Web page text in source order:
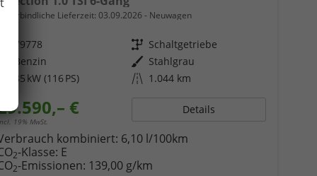
unverbindliche Lieferzeit: 03.09.2026 Neuwagen
79778 Getriebe Schaltgetriebe
Benzin Außenfarbe Stahlgrau
85 kW (116 PS) Kilometerstand 1.044 km
€
19% MwSt.
Details
kombiniert: 6,10 l/100km
2-Klasse: E
2-Emissionen: 139,00 g/km